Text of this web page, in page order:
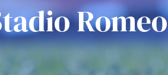
Romeo